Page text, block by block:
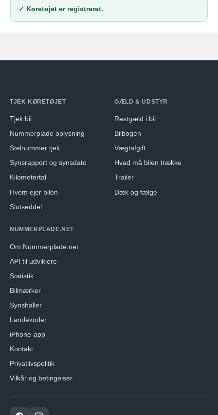
✓ Køretøjet er registreret.
TJEK KØRETØJET
Tjek bil
Nummerplade oplysning
Stelnummer tjek
Synsrapport og synsdato
Kilometertal
Hvem ejer bilen
Slutseddel
GÆLD & UDSTYR
Restgæld i bil
Bilbogen
Vægtafgift
Hvad må bilen trække
Trailer
Dæk og fælge
NUMMERPLADE.NET
Om Nummerplade.net
API til udviklere
Statistik
Bilmærker
Synshaller
Landekoder
iPhone-app
Kontakt
Privatlivspolitik
Vilkår og betingelser